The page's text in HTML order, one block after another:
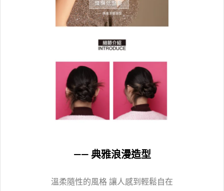
—— 典雅浪漫造型
溫柔隨性的風格 讓人感到輕鬆自在